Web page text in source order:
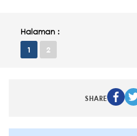
Halaman :
1 2
SHARE